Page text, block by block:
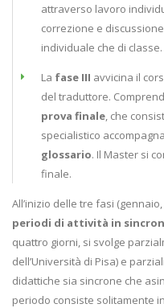
attraverso lavoro
correzione e
individuale che di classe.
La fase III avvicina il
del traduttore.
prova finale, che
specialistico
glossario. Il Master si
finale.
All’inizio delle tre fasi
periodi di attività in
quattro giorni, si svolge
dell’Università di Pisa) e
didattiche sia sincrone che
periodo consiste solitamente